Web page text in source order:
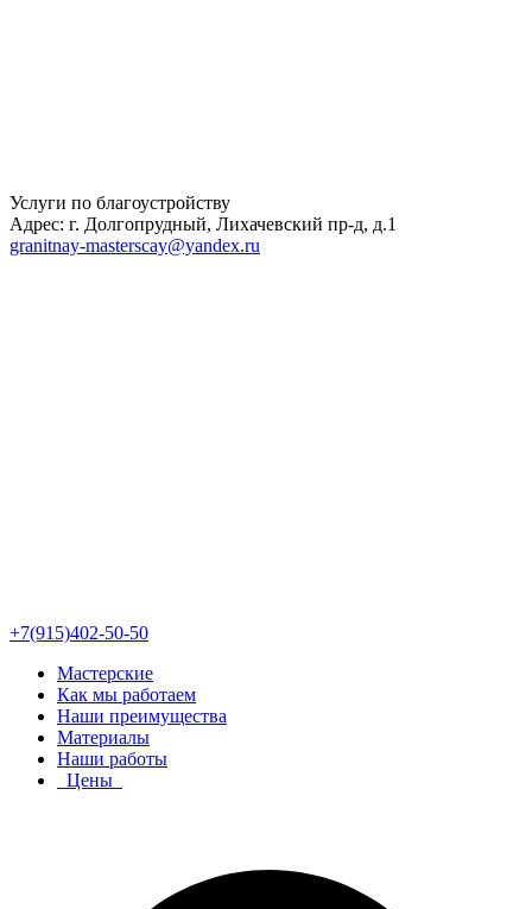
Услуги по благоустройству
Адрес: г. Долгопрудный, Лихачевский пр-д, д.1
granitnay-masterscay@yandex.ru
+7(915)402-50-50
Мастерские
Как мы работаем
Наши преимущества
Материалы
Наши работы
Цены